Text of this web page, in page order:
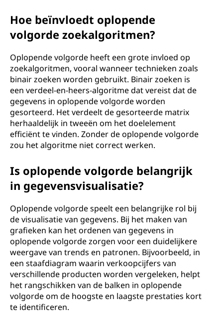
Hoe beïnvloedt oplopende
volgorde zoekalgoritmen?
Oplopende volgorde heeft een grote invloed op
zoekalgoritmen, vooral wanneer technieken zoals
binair zoeken worden gebruikt. Binair zoeken is
een verdeel-en-heers-algoritme dat vereist dat de
gegevens in oplopende volgorde worden
gesorteerd. Het verdeelt de gesorteerde matrix
herhaaldelijk in tweeën om het doelelement
efficiënt te vinden. Zonder de oplopende volgorde
zou het algoritme niet correct werken.
Is oplopende volgorde belangrijk
in gegevensvisualisatie?
Oplopende volgorde speelt een belangrijke rol bij
de visualisatie van gegevens. Bij het maken van
grafieken kan het ordenen van gegevens in
oplopende volgorde zorgen voor een duidelijkere
weergave van trends en patronen. Bijvoorbeeld, in
een staafdiagram waarin verkoopcijfers van
verschillende producten worden vergeleken, helpt
het rangschikken van de balken in oplopende
volgorde om de hoogste en laagste prestaties kort
te identificeren.